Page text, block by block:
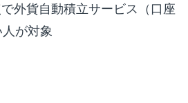
外貨自動積立サービス（口座
が対象